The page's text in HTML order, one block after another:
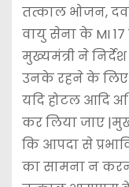
तत्काल भोजन,
वायु सेना के MI
मुख्यमंत्री ने
उनके रहने के लिए
यदि होटल आदि
कर लिया जाए
कि आपदा से
का सामना न